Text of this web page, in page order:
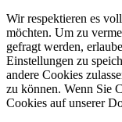
Wir respektieren es
möchten. Um zu
gefragt werden,
Einstellungen zu
andere Cookies
zu können. Wenn Sie
Cookies auf unserer